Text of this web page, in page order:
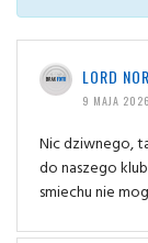
LORD
9 MAJA
Nic dziwnego,
do naszego
smiechu nie